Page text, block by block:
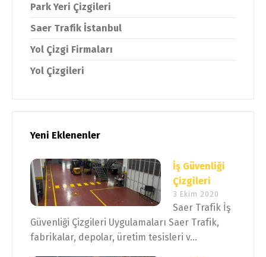
Park Yeri Çizgileri
Saer Trafik İstanbul
Yol Çizgi Firmaları
Yol Çizgileri
Yeni Eklenenler
İş Güvenliği
Çizgileri
3 Ekim 2020
Saer Trafik İş
Güvenliği Çizgileri Uygulamaları Saer Trafik,
fabrikalar, depolar, üretim tesisleri v...